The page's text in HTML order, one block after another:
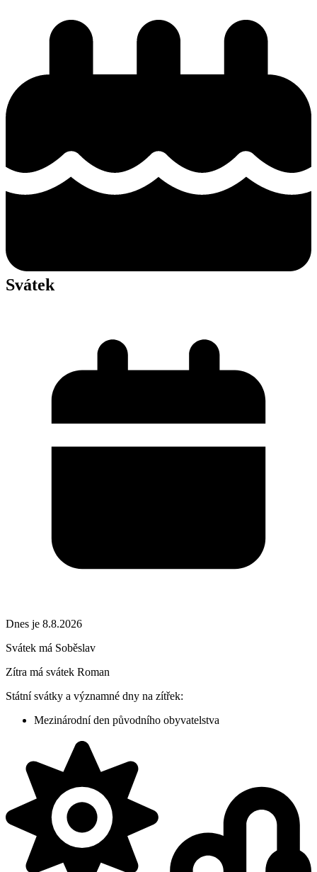
Svátek
Dnes je 8.8.2026
Svátek má Soběslav
Zítra má svátek Roman
Státní svátky a významné dny na zítřek:
Mezinárodní den původního obyvatelstva